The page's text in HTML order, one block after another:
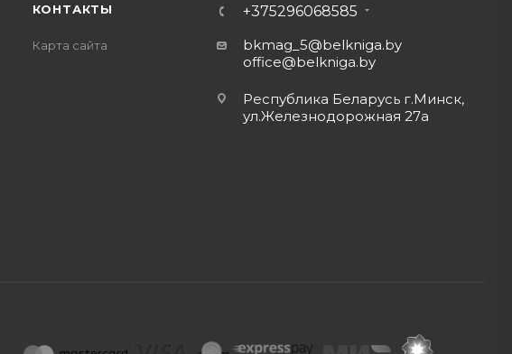
КОНТАКТЫ
Карта сайта
+375296068585
bkmag_5@belkniga.by
office@belkniga.by
Республика Беларусь г.Минск,
ул.Железнодорожная 27а